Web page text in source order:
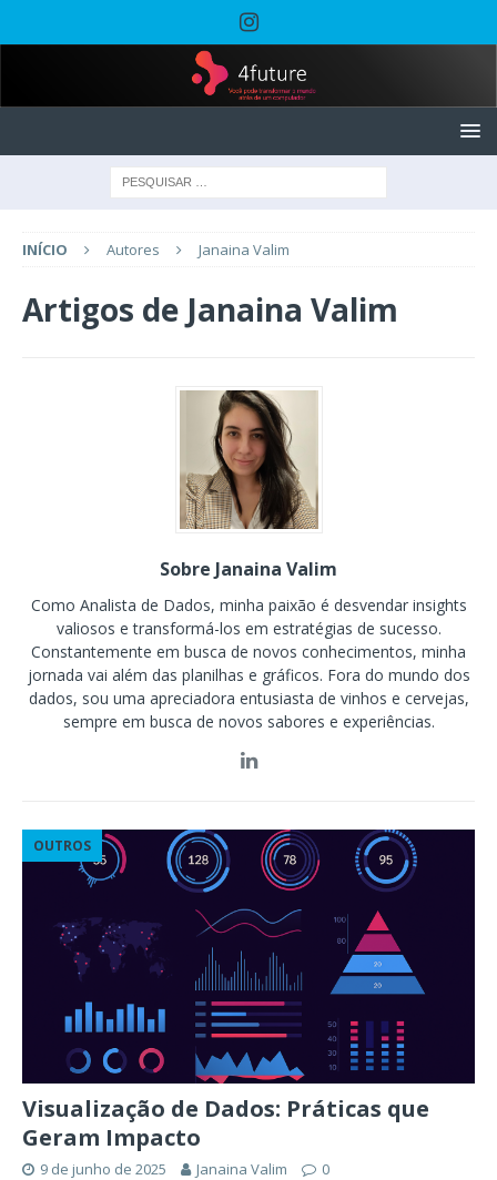
INÍCIO Autores Janaina Valim
Artigos de Janaina Valim
Sobre Janaina Valim
Como Analista de Dados, minha paixão é desvendar insights
valiosos e transformá-los em estratégias de sucesso.
Constantemente em busca de novos conhecimentos, minha
jornada vai além das planilhas e gráficos. Fora do mundo dos
dados, sou uma apreciadora entusiasta de vinhos e cervejas,
sempre em busca de novos sabores e experiências.
OUTROS
Visualização de Dados: Práticas que
Geram Impacto
9 de junho de 2025 Janaina Valim 0